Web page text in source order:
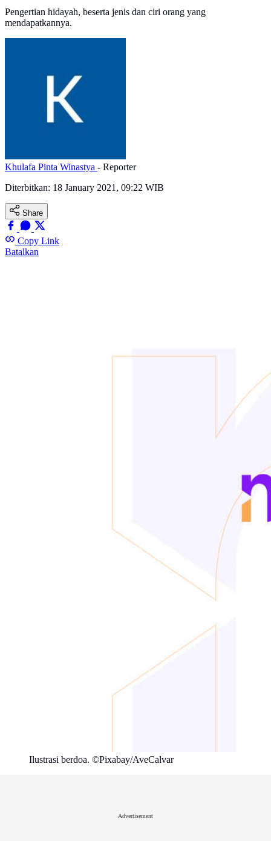
Pengertian hidayah, beserta jenis dan ciri orang yang
mendapatkannya.
Khulafa Pinta Winastya - Reporter
Diterbitkan: 18 January 2021, 09:22 WIB
Share
Copy Link
Batalkan
Ilustrasi berdoa. ©Pixabay/AveCalvar
Advertisement